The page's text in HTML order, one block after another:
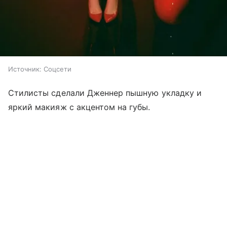
Источник: Соцсети
Стилисты сделали Дженнер пышную укладку и
яркий макияж с акцентом на губы.